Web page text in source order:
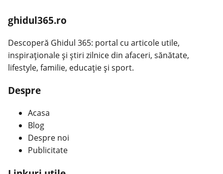
ghidul365.ro
Descoperă Ghidul 365: portal cu articole utile,
inspiraționale și știri zilnice din afaceri, sănătate,
lifestyle, familie, educație și sport.
Despre
Acasa
Blog
Despre noi
Publicitate